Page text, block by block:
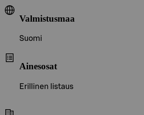
Valmistusmaa
Suomi
Ainesosat
Erillinen listaus